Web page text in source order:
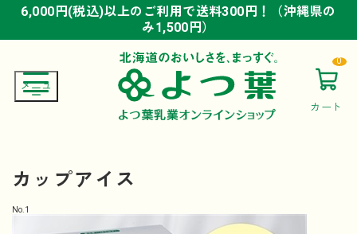
6,000円(税込)以上のご利用で送料300円！（沖縄県の
み1,500円）
6,000円(税込)以上のご利用で送料300円！（沖縄県の
み1,500円）
6,000円(税込)以上のご利用で送料300円！（沖縄県の
み1,500円）
カート
0
カップアイス
No. 1